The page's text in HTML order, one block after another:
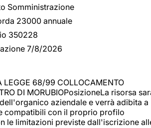
Somministrazione
23000 annuale
350228
7/8/2026
LEGGE 68/99 COLLOCAMENTO
DI MORUBIOPosizioneLa risorsa
aziendale e verrà adibita a
compatibili con il proprio profilo
le limitazioni previste dall'iscrizione